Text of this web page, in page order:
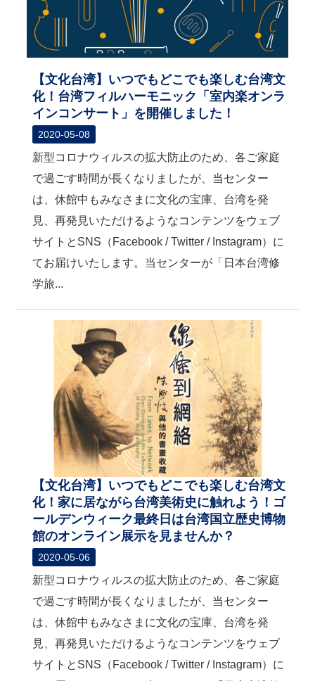
【文化台湾】いつでもどこでも楽しむ台湾文
化！台湾フィルハーモニック「室内楽オンラ
インコンサート」を開催しました！
2020-05-08
新型コロナウィルスの拡大防止のため、各ご家庭
で過ごす時間が長くなりましたが、当センター
は、休館中もみなさまに文化の宝庫、台湾を発
見、再発見いただけるようなコンテンツをウェブ
サイトとSNS（Facebook / Twitter / Instagram）に
てお届けいたします。当センターが「日本台湾修
学旅...
【文化台湾】いつでもどこでも楽しむ台湾文
化！家に居ながら台湾美術史に触れよう！ゴ
ールデンウィーク最終日は台湾国立歴史博物
館のオンライン展示を見ませんか？
2020-05-06
新型コロナウィルスの拡大防止のため、各ご家庭
で過ごす時間が長くなりましたが、当センター
は、休館中もみなさまに文化の宝庫、台湾を発
見、再発見いただけるようなコンテンツをウェブ
サイトとSNS（Facebook / Twitter / Instagram）に